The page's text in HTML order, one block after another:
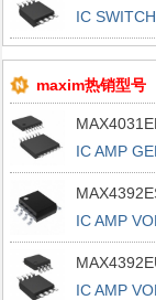
IC
maxim热销型号
IC AMP
14TSSOP
IC AMP
IC AMP